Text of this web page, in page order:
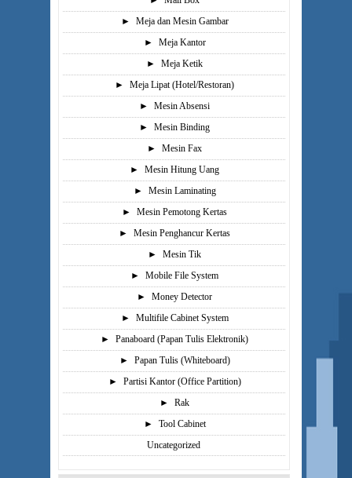
►
Meja dan Mesin Gambar
►
Meja Kantor
►
Meja Ketik
►
Meja Lipat (Hotel/Restoran)
►
Mesin Absensi
►
Mesin Binding
►
Mesin Fax
►
Mesin Hitung Uang
►
Mesin Laminating
►
Mesin Pemotong Kertas
►
Mesin Penghancur Kertas
►
Mesin Tik
►
Mobile File System
►
Money Detector
►
Multifile Cabinet System
►
Panaboard (Papan Tulis Elektronik)
►
Papan Tulis (Whiteboard)
►
Partisi Kantor (Office Partition)
►
Rak
►
Tool Cabinet
Uncategorized